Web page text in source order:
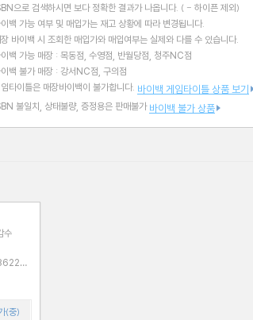
으로 검색하시면 보다 정확한 결과가 나옵니다. ( - 하이픈 제외)
백 가능 여부 및 매입가는 재고 상황에 따라 변경됩니다.
바이백 시 조회한 매입가와 매입여부는 실제와 다를 수 있습니다.
백 가능 매장 : 목동점, 수영점, 반월당점, 청주NC점
백 불가 매장 : 강서NC점, 구의점
타이틀은 매장바이백이 불가합니다. 바이백 게임타이틀 상품 보기
불일치, 상태불량, 증정용은 판매불가 바이백 불가 상품
수
(중)